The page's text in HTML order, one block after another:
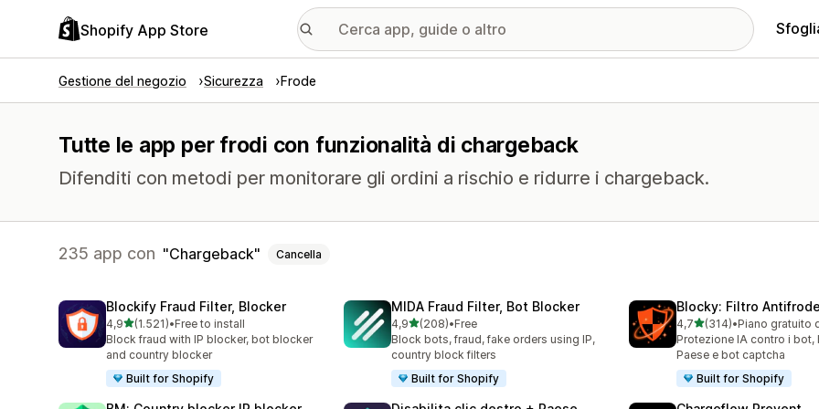
Shopify App Store
Gestione del negozio Sicurezza Frode
Tutte le app per frodi con funzionalità di chargeback
Difenditi con metodi per monitorare gli ordini a rischio e ridurre i chargeback.
235 app con Chargeback Cancella
Blockify Fraud Filter, Blocker
4,9stelle su 5
(1.521)
1521 recensioni totali
•Free to install
Block fraud with IP blocker, bot blocker
and country blocker
Built for Shopify
MIDA Fraud Filter, Bot Blocker
4,9stelle su 5
(208)
208 recensioni totali
•Free
Block bots, fraud, fake orders using IP,
country block filters
Built for Shopify
Blocky: Filtro
4,7stelle su 5
(314)
314 recensioni totali
•Piano gratuito
Protezione IA contro i bot,
Paese e bot captcha
Built for Shopify